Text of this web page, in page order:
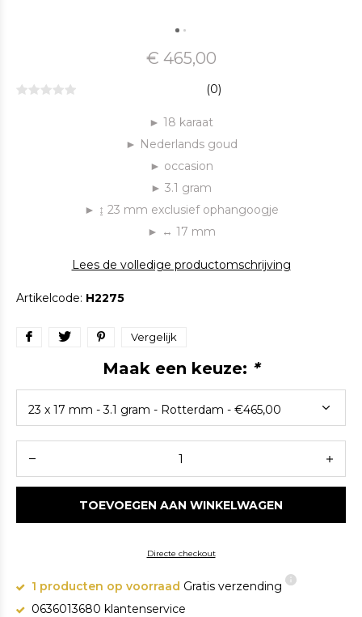
€ 465,00
(0)
► 18 karaat
► Nederlands goud
► occasion
► 3.1 gram
► ↨ 23 mm exclusief ophangoogje
► ↔ 17 mm
Lees de volledige productomschrijving
Artikelcode: H2275
Vergelijk
Maak een keuze: *
TOEVOEGEN AAN WINKELWAGEN
Directe checkout
1 producten op voorraad Gratis verzending
0636013680 klantenservice